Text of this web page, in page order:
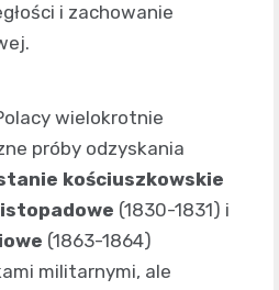
i zachowanie
wielokrotnie
próby odzyskania
kościuszkowskie
(1830-1831) i
(1863-1864)
militarnymi, ale